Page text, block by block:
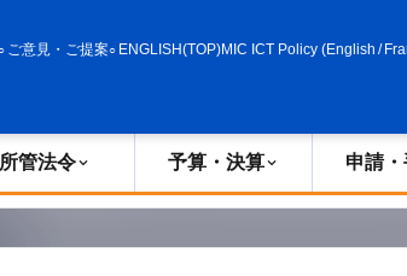
ご意見・ご提案 ENGLISH(TOP)MIC ICT Policy (English /
所管法令 予算・決算 申請